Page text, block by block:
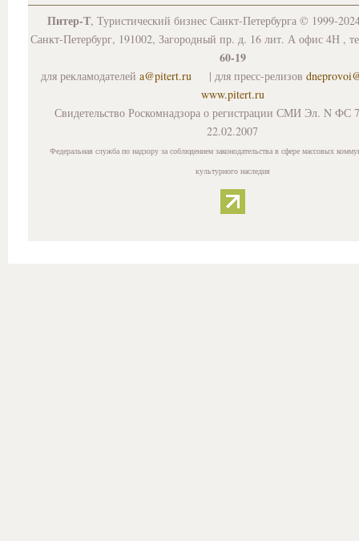
Питер-Т, Туристический бизнес Санкт-Петербурга © 1999-
Санкт-Петербург, 191002, Загородный пр. д. 16 лит. А офис 4Н ,
60-19
для рекламодателей a@pitert.ru | для пресс-релизов
www.pitert.ru
Свидетельство Роскомнадзора о регистрации СМИ Эл. N ФС
22.02.2007
Федеральная служба по надзору за соблюдением законодательства в сфере массовых
культурного наследия